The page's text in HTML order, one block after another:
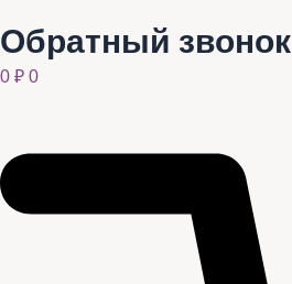
Обратный звонок
0 ₽ 0